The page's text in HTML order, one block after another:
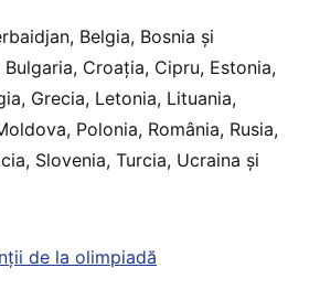
Belgia, Bosnia și
Croația, Cipru, Estonia,
Grecia, Letonia, Lituania,
Polonia, România, Rusia,
Slovenia, Turcia, Ucraina și
de la olimpiadă